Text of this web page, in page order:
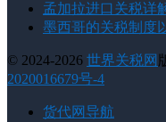
孟加拉进口关税详
墨西哥的关税制度
© 2024-2026 世界关税网
2020016679号-4
货代网导航